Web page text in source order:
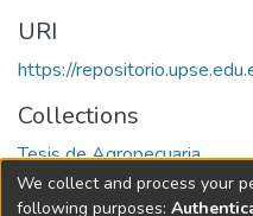
URI
https://
Collections
Tesis de Agropecuaria
Full item page
We collect and process your
following purposes: